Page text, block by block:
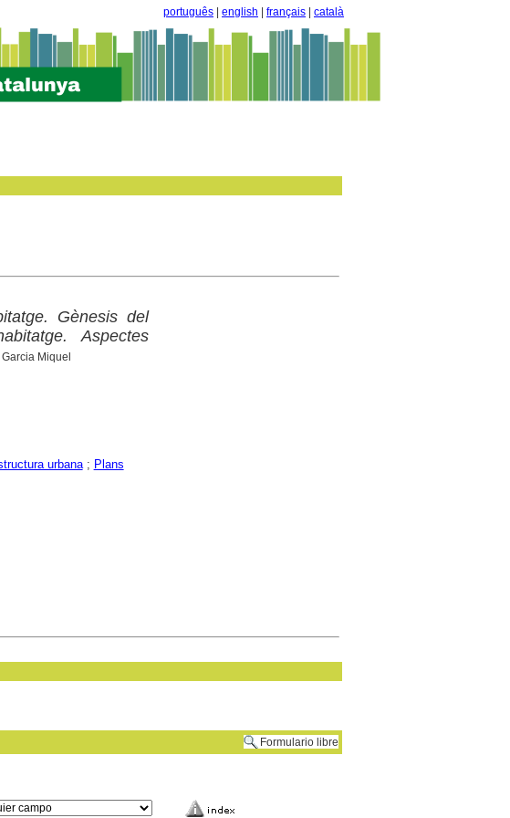
português english français català
Gènesis del
Aspectes
Miquel
urbana; Plans
Formulario libre